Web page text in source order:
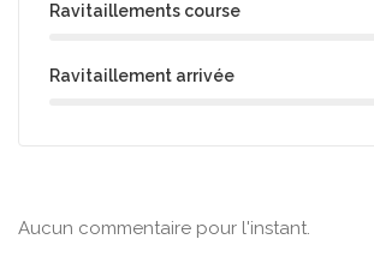
Ravitaillements course
Ravitaillement arrivée
Aucun commentaire pour l'instant.